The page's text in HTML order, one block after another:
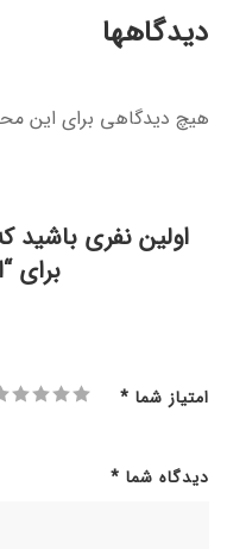
دیدگاهها
هیچ دیدگاهی برای این
اولین نفری باشید
برای
امتیاز شما *
دیدگاه شما *